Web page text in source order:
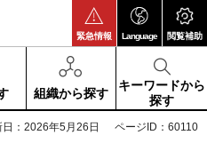
緊急情報 Language 閲覧補助
組織から探す
キーワードから
探す
日：2026年5月26日 ページID：60110